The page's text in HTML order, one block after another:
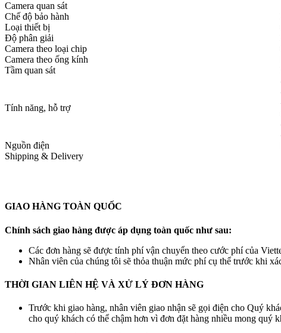
Camera quan sát
Chế độ bảo hành
Loại thiết bị
Độ phân giải
Camera theo loại chip
Camera theo ống kính
Tầm quan sát
Tính năng, hỗ trợ
Nguồn điện
Shipping & Delivery
GIAO HÀNG TOÀN QUỐC
Chính sách giao hàng được áp dụng toàn quốc như sau:
Các đơn hàng sẽ được tính phí vận chuyển theo cước phí của
Nhân viên của chúng tôi sẽ thỏa thuận mức phí cụ thể trước khi
THỜI GIAN LIÊN HỆ VÀ XỬ LÝ ĐƠN HÀNG
Trước khi giao hàng, nhân viên giao nhận sẽ gọi điện cho Quý
cho quý khách có thể chậm hơn vì đơn đặt hàng nhiều mong quý